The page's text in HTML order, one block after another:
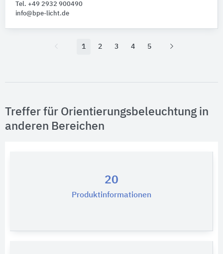
Tel. +49 2932 900490
info@bpe-licht.de
1 2 3 4 5
Treffer für Orientierungsbeleuchtung in
anderen Bereichen
20
Produktinformationen